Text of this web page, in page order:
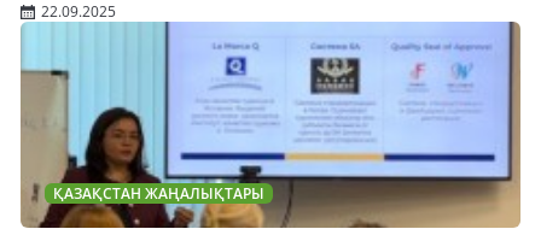
22.09.2025
ҚАЗАҚСТАН ЖАҢАЛЫҚТАРЫ